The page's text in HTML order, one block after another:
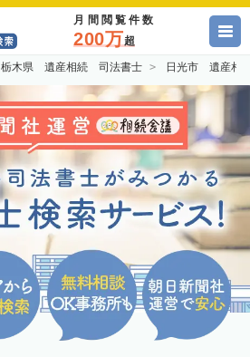
月間閲覧件数
200万超
栃木県 遺産相続 司法書士 日光市 遺産相